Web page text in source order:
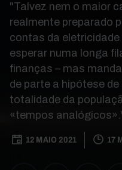
"Talvez nem o maior
realmente preparado
contas da
esperar numa longa
finanças – mas
de parte a hipótese
totalidade da
«tempos
12 MAIO 2021 17